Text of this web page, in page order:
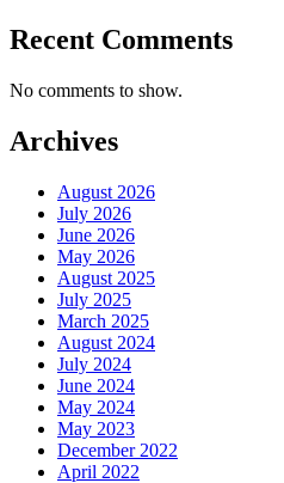
Recent Comments
No comments to show.
Archives
August 2026
July 2026
June 2026
May 2026
August 2025
July 2025
March 2025
August 2024
July 2024
June 2024
May 2024
May 2023
December 2022
April 2022